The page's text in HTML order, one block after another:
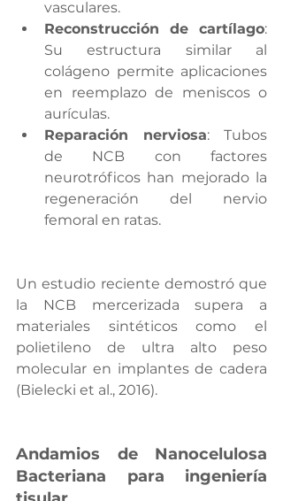
vasculares.
Reconstrucción de cartílago:
Su estructura similar al
colágeno permite aplicaciones
en reemplazo de meniscos o
aurículas.
Reparación nerviosa: Tubos
de NCB con factores
neurotróficos han mejorado la
regeneración del nervio
femoral en ratas.
Un estudio reciente demostró que
la NCB mercerizada supera a
materiales sintéticos como el
polietileno de ultra alto peso
molecular en implantes de cadera
(Bielecki et al., 2016).
Andamios de Nanocelulosa
Bacteriana para ingeniería